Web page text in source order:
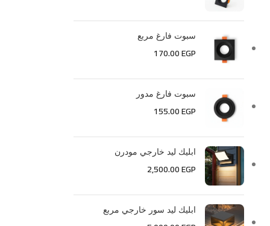
سبوت فارغ مربع
170.00EGP
سبوت فارغ مدور
155.00EGP
ابليك ليد خارجي مودرن
2,500.00EGP
ابليك ليد سور خارجي مربع